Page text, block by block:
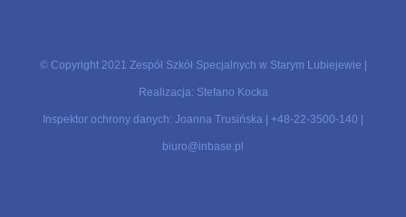
© Copyright 2021 Zespół Szkół Specjalnych w Starym Lubiejewie |
Realizacja: Stefano Kocka
Inspektor ochrony danych: Joanna Trusińska | +48-22-3500-140
biuro@inbase.pl